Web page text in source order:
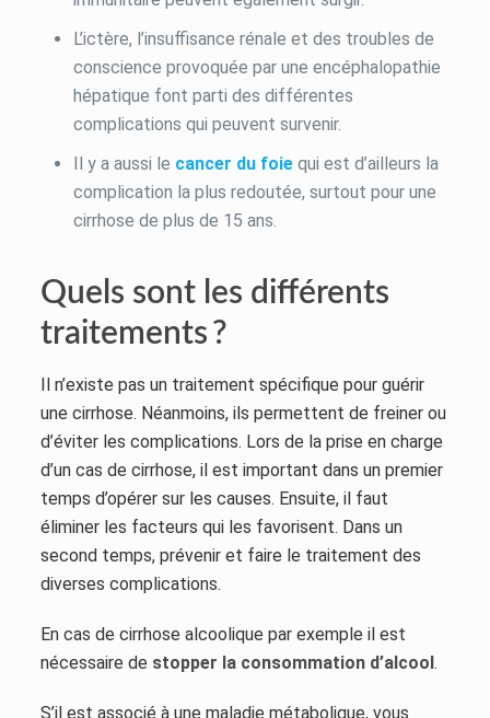
L’ictère, l’insuffisance rénale et des troubles de
conscience provoquée par une encéphalopathie
hépatique font parti des différentes
complications qui peuvent survenir.
Il y a aussi le cancer du foiequi est d’ailleurs la
complication la plus redoutée, surtout pour une
cirrhose de plus de 15 ans.
Quels sont les différents
traitements ?
Il n’existe pas un traitement spécifique pour guérir
une cirrhose. Néanmoins, ils permettent de freiner ou
d’éviter les complications. Lors de la prise en charge
d’un cas de cirrhose, il est important dans un premier
temps d’opérer sur les causes. Ensuite, il faut
éliminer les facteurs qui les favorisent. Dans un
second temps, prévenir et faire le traitement des
diverses complications.
En cas de cirrhose alcoolique par exemple il est
nécessaire de stopper la consommation d’alcool.
S’il est associé à une maladie métabolique, vous